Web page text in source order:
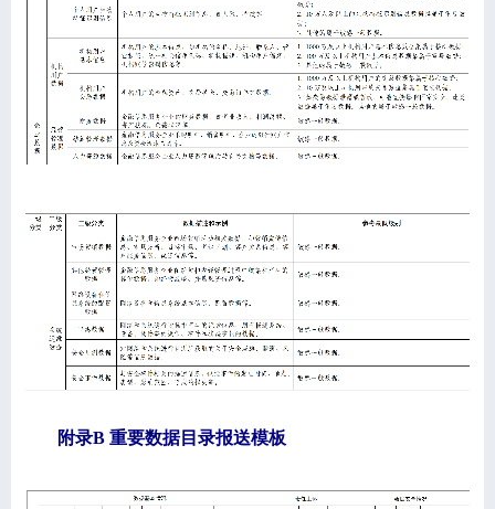
附录B 重要数据目录报送模板